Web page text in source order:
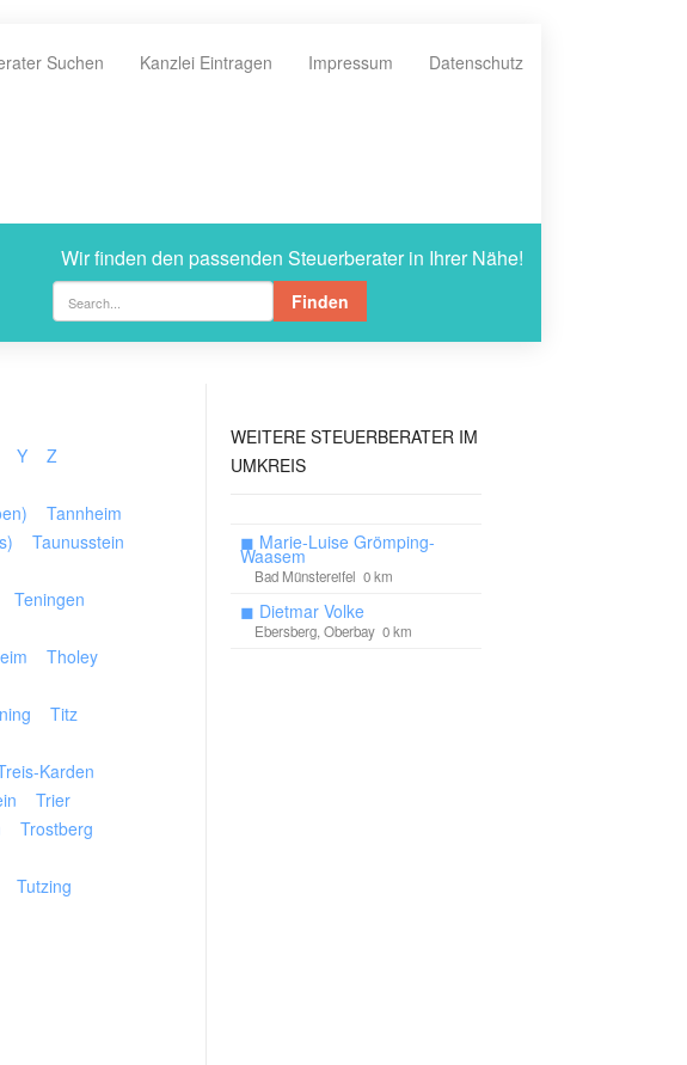
Suchen Kanzlei Eintragen Impressum Datenschutz
Wir finden den passenden Steuerberater in Ihrer Nähe!
Finden
Y Z
Tannheim
Taunusstein
Teningen
Tholey
Titz
Karden
Trier
Trostberg
Tutzing
WEITERE STEUERBERATER IM
UMKREIS
◼ Marie-Luise Grömping-
Waasem
Bad Münstereifel 0 km
◼ Dietmar Volke
Ebersberg, Oberbay 0 km